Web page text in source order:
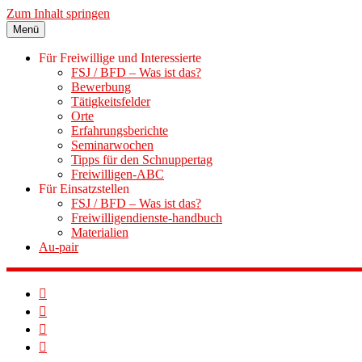
Zum Inhalt springen
Menü
Für Freiwillige und Interessierte
FSJ / BFD – Was ist das?
Bewerbung
Tätigkeitsfelder
Orte
Erfahrungsberichte
Seminarwochen
Tipps für den Schnuppertag
Freiwilligen-ABC
Für Einsatzstellen
FSJ / BFD – Was ist das?
Freiwilligendienste-handbuch
Materialien
Au-pair